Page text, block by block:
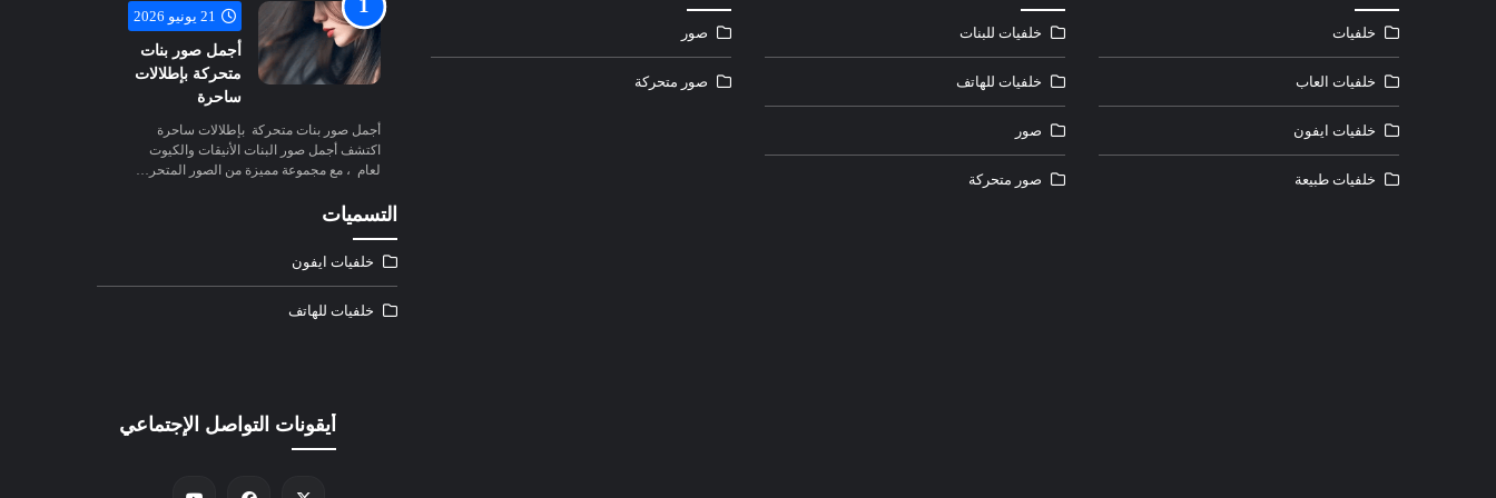
خلفيات
خلفيات العاب
خلفيات ايفون
خلفيات طبيعة
خلفيات للبنات
خلفيات للهاتف
صور
صور متحركة
صور
صور متحركة
21 يونيو 2026
أجمل صور بنات
متحركة بإطلالات
ساحرة
أجمل صور بنات متحركة بإطلالات ساحرة
اكتشف أجمل صور البنات الأنيقات والكيوت
لعام ، مع مجموعة مميزة من الصور المتحر…
التسميات
خلفيات ايفون
خلفيات للهاتف
أيقونات التواصل الإجتماعي